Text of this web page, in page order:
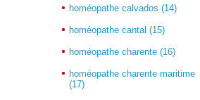
homéopathe calvados (14)
homéopathe cantal (15)
homéopathe charente (16)
homéopathe charente maritime
(17)